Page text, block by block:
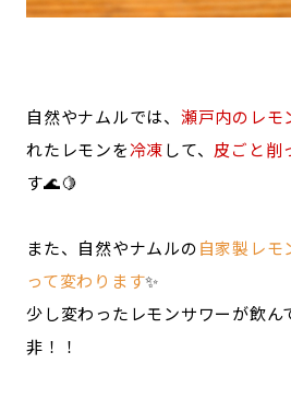
自然やナムルでは、 瀬戸内のレモ
れたレモンを冷凍して、 皮ごと削
す🌊🍋
また、自然やナムルの自家製レモ
って変わります✨
少し変わったレモンサワーが飲ん
非！！